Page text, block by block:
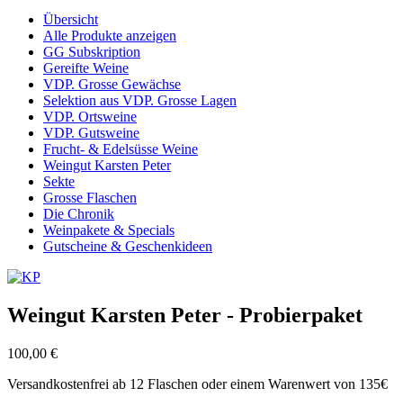
Übersicht
Alle Produkte anzeigen
GG Subskription
Gereifte Weine
VDP. Grosse Gewächse
Selektion aus VDP. Grosse Lagen
VDP. Ortsweine
VDP. Gutsweine
Frucht- & Edelsüsse Weine
Weingut Karsten Peter
Sekte
Grosse Flaschen
Die Chronik
Weinpakete & Specials
Gutscheine & Geschenkideen
Weingut Karsten Peter - Probierpaket
100,00 €
Versandkostenfrei ab 12 Flaschen oder einem Warenwert von 135€